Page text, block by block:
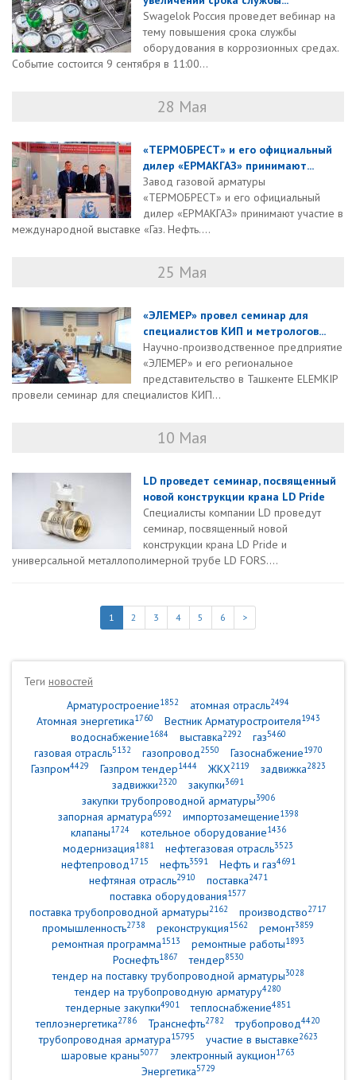
Swagelok Россия проведет вебинар на
тему повышения срока службы
оборудования в коррозионных средах.
Событие состоится 9 сентября в 11:00...
28 Мая
«ТЕРМОБРЕСТ» и его официальный
дилер «ЕРМАКГАЗ» принимают...
Завод газовой арматуры
«ТЕРМОБРЕСТ» и его официальный
дилер «ЕРМАКГАЗ» принимают участие в
международной выставке «Газ. Нефть....
25 Мая
«ЭЛЕМЕР» провел семинар для
специалистов КИП и метрологов...
Научно-производственное предприятие
«ЭЛЕМЕР» и его региональное
представительство в Ташкенте ELEMKIP
провели семинар для специалистов КИП...
10 Мая
LD проведет семинар, посвященный
новой конструкции крана LD Pride
Специалисты компании LD проведут
семинар, посвященный новой
конструкции крана LD Pride и
универсальной металлополимерной трубе LD FORS....
1 2 3 4 5 6 >
Теги новостей
Арматуростроение1852 атомная отрасль2494
Атомная энергетика1760 Вестник Арматуростроителя1943
водоснабжение1684 выставка2292 газ5460
газовая отрасль5132 газопровод2550 Газоснабжение1970
Газпром4429 Газпром тендер1444 ЖКХ2119 задвижка2823
задвижки2320 закупки3691
закупки трубопроводной арматуры3906
запорная арматура6592 импортозамещение1398
клапаны1724 котельное оборудование1436
модернизация1881 нефтегазовая отрасль3523
нефтепровод1715 нефть3591 Нефть и газ4691
нефтяная отрасль2910 поставка2471
поставка оборудования1577
поставка трубопроводной арматуры2162 производство2717
промышленность2738 реконструкция1562 ремонт3859
ремонтная программа1513 ремонтные работы1893
Роснефть1867 тендер8530
тендер на поставку трубопроводной арматуры3028
тендер на трубопроводную арматуру4280
тендерные закупки4901 теплоснабжение4851
теплоэнергетика2786 Транснефть2782 трубопровод4420
трубопроводная арматура15795 участие в выставке2623
шаровые краны5077 электронный аукцион1763
Энергетика5729